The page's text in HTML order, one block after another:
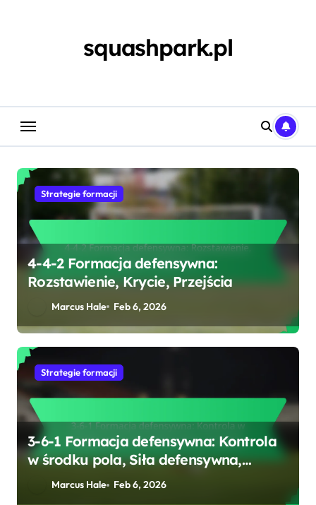
squashpark.pl
Strategie formacji
4-4-2 Formacja defensywna:
Rozstawienie, Krycie, Przejścia
Marcus Hale Feb 6, 2026
Strategie formacji
3-6-1 Formacja defensywna: Kontrola
w środku pola, Siła defensywna,
Przejście
Marcus Hale Feb 6, 2026